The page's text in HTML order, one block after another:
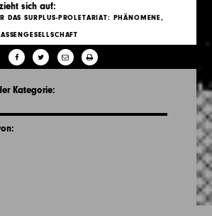
sich auf:
DAS SURPLUS-PROLETARIAT: PHÄNOMENE,
Kategorie: